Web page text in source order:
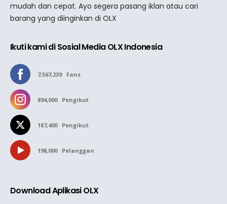
mudah dan cepat. Ayo segera pasang iklan atau cari
barang yang diinginkan di OLX
Ikuti kami di Sosial Media OLX Indonesia
7,567,239 Fans
894,000 Pengikut
187,400 Pengikut
198,000 Pelanggan
Download Aplikasi OLX